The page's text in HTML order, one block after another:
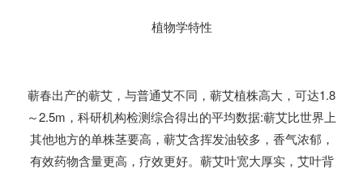
植物学特性
蕲春出产的蕲艾，与普通艾不同，蕲艾植株高大，可达1.8
～2.5m，科研机构检测综合得出的平均数据:蕲艾比世界上
其他地方的单株茎要高，蕲艾含挥发油较多，香气浓郁，
有效药物含量更高，疗效更好。蕲艾叶宽大厚实，艾叶背